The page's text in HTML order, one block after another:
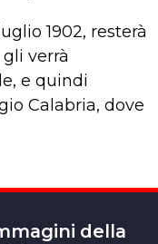
luglio 1902, resterà
verrà
e quindi
Calabria, dove
della